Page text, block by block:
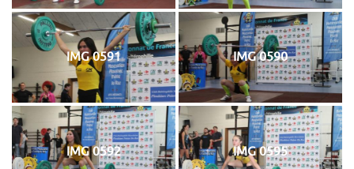
IMG 0591 IMG 0590
IMG 0592 IMG 0595